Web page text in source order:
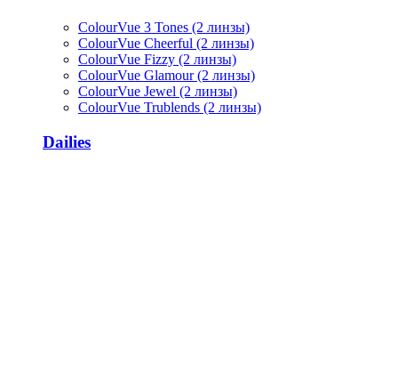
ColourVue 3 Tones (2 линзы)
ColourVue Cheerful (2 линзы)
ColourVue Fizzy (2 линзы)
ColourVue Glamour (2 линзы)
ColourVue Jewel (2 линзы)
ColourVue Trublends (2 линзы)
Dailies